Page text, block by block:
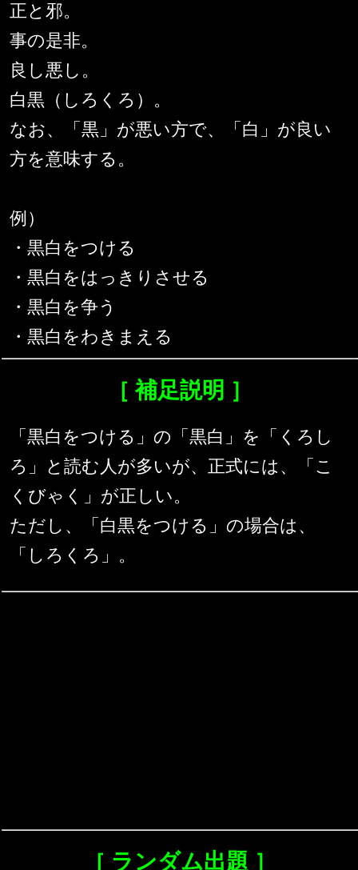
正と邪。
事の是非。
良し悪し。
白黒（しろくろ）。
なお、「黒」が悪い方で、「白」が良い
方を意味する。
例）
・黒白をつける
・黒白をはっきりさせる
・黒白を争う
・黒白をわきまえる
［ 補足説明 ］
「黒白をつける」の「黒白」を「くろし
ろ」と読む人が多いが、正式には、「こ
くびゃく」が正しい。
ただし、「白黒をつける」の場合は、
「しろくろ」。
［ ランダム出題 ］